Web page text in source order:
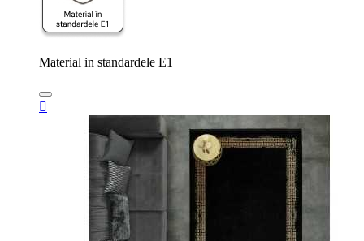
Material in standardele E1
